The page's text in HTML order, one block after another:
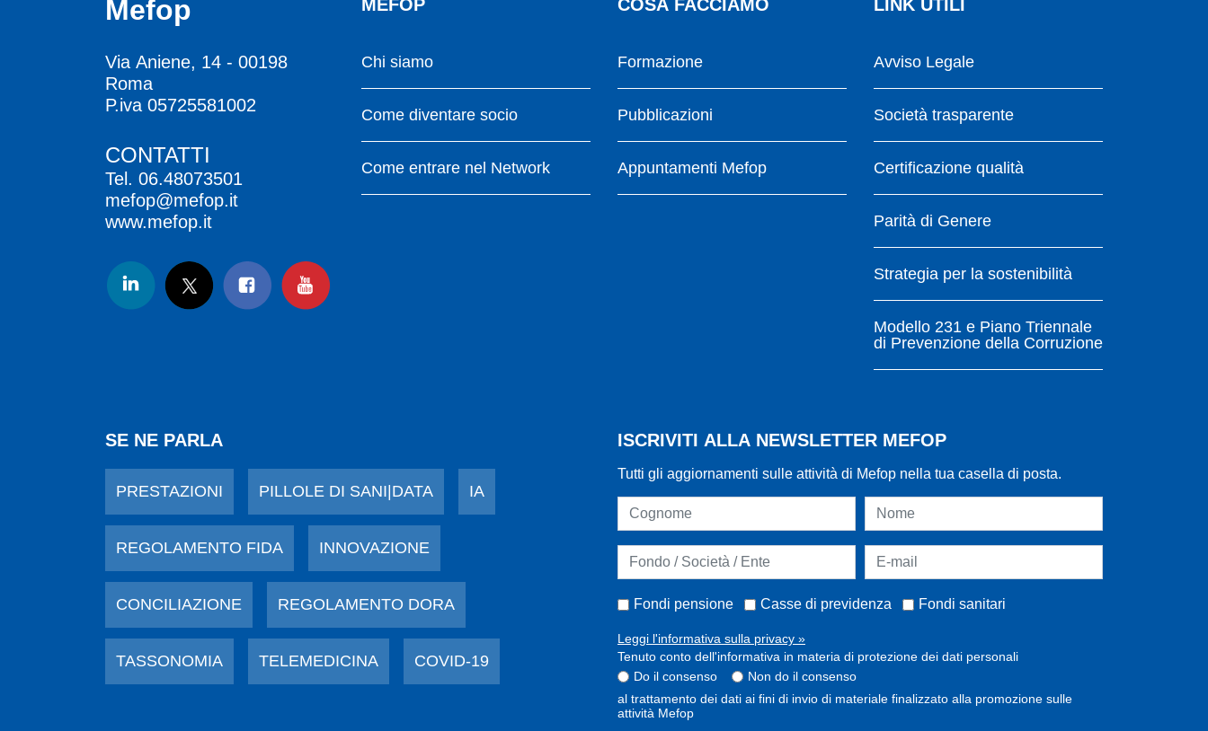
Mefop
Via Aniene, 14 - 00198
Roma
P.iva 05725581002
CONTATTI
Tel. 06.48073501
mefop@mefop.it
www.mefop.it
MEFOP
Chi siamo
Come diventare socio
Come entrare nel Network
COSA FACCIAMO
Formazione
Pubblicazioni
Appuntamenti Mefop
LINK UTILI
Avviso Legale
Società trasparente
Certificazione qualità
Parità di Genere
Strategia per la sostenibilità
Modello 231 e Piano Triennale
di Prevenzione della Corruzione
SE NE PARLA
PRESTAZIONI PILLOLE DI SANI|DATA IA
REGOLAMENTO FIDA INNOVAZIONE
CONCILIAZIONE REGOLAMENTO DORA
TASSONOMIA TELEMEDICINA COVID-19
ISCRIVITI ALLA NEWSLETTER MEFOP
Tutti gli aggiornamenti sulle attività di Mefop nella tua casella di posta.
Fondi pensione Casse di previdenza Fondi sanitari
Leggi l'informativa sulla privacy »
Tenuto conto dell'informativa in materia di protezione dei dati personali
Do il consenso
Non do il consenso
al trattamento dei dati ai fini di invio di materiale finalizzato alla promozione sulle
attività Mefop